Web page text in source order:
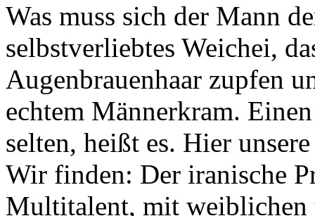
Was muss sich der Mann
selbstverliebtes Weichei,
Augenbrauenhaar zupfen
echtem Männerkram.
selten, heißt es. Hier
Wir finden: Der iranische
Multitalent, mit weiblichen